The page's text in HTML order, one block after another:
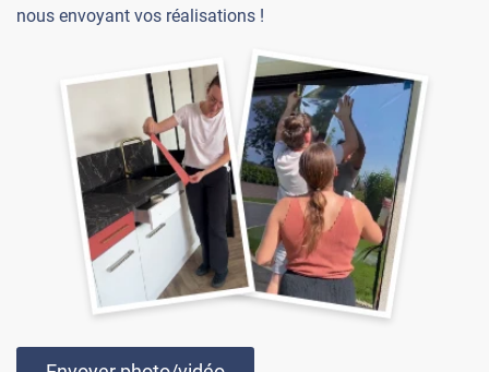
nous envoyant vos réalisations !